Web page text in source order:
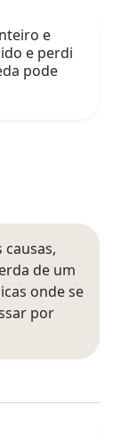
e
e perdi
pode
de um
onde se
por